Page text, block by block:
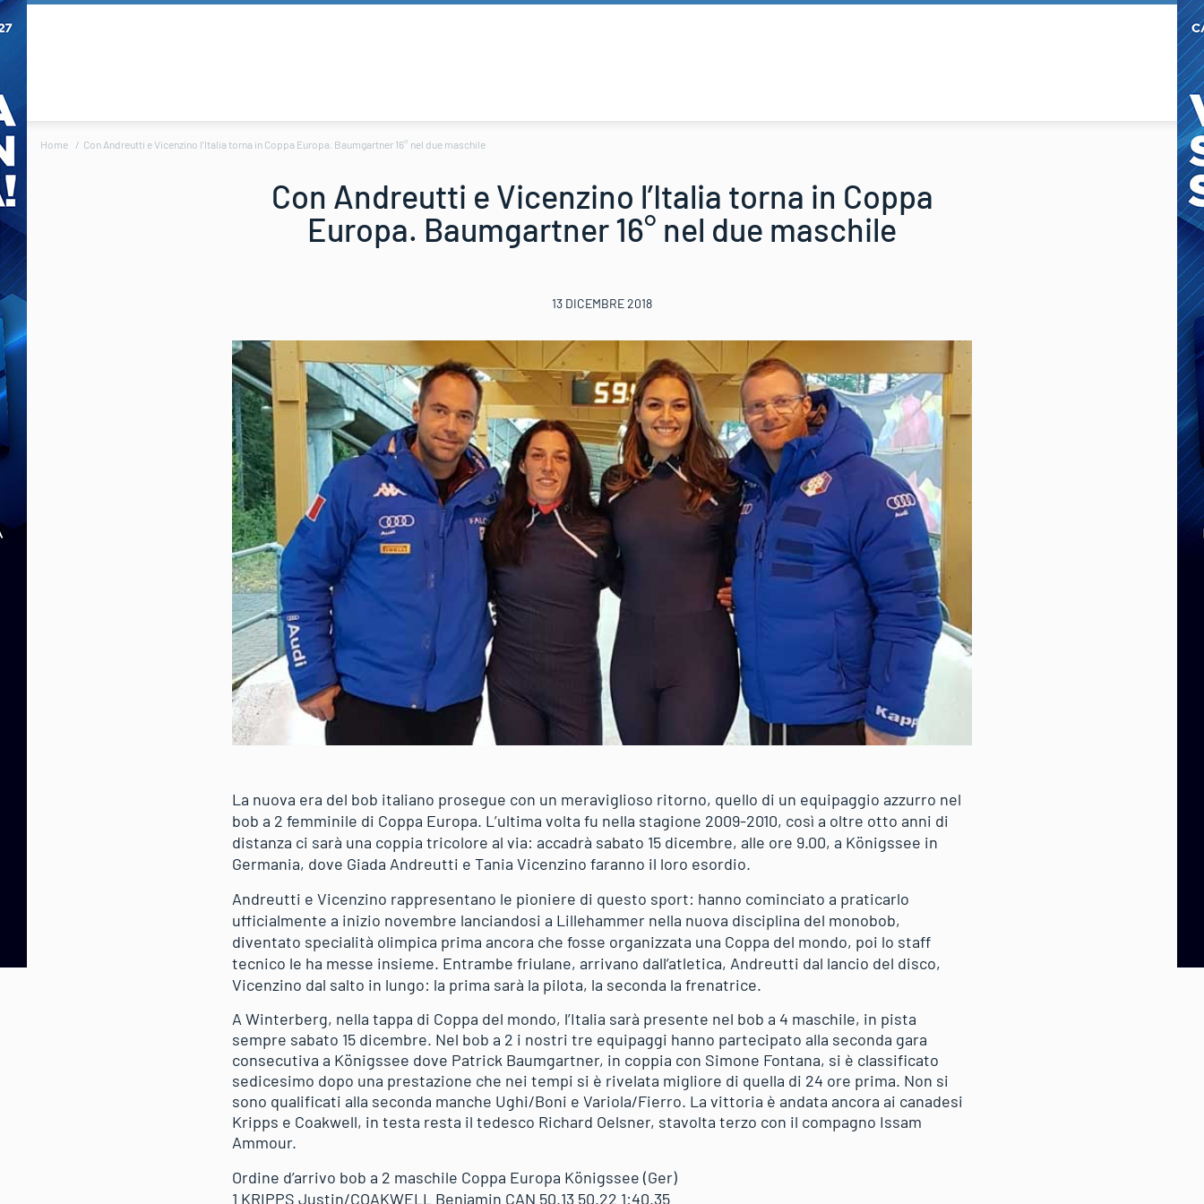
Home Con Andreutti e Vicenzino l’Italia torna in Coppa Europa. Baumgartner 16° nel due maschile
Con Andreutti e Vicenzino l’Italia torna in Coppa
Europa. Baumgartner 16° nel due maschile
13 DICEMBRE 2018
La nuova era del bob italiano prosegue con un meraviglioso ritorno, quello di un equipaggio azzurro nel
bob a 2 femminile di Coppa Europa. L’ultima volta fu nella stagione 2009-2010, così a oltre otto anni di
distanza ci sarà una coppia tricolore al via: accadrà sabato 15 dicembre, alle ore 9.00, a Königssee in
Germania, dove Giada Andreutti e Tania Vicenzino faranno il loro esordio.
Andreutti e Vicenzino rappresentano le pioniere di questo sport: hanno cominciato a praticarlo
ufficialmente a inizio novembre lanciandosi a Lillehammer nella nuova disciplina del monobob,
diventato specialità olimpica prima ancora che fosse organizzata una Coppa del mondo, poi lo staff
tecnico le ha messe insieme. Entrambe friulane, arrivano dall’atletica, Andreutti dal lancio del disco,
Vicenzino dal salto in lungo: la prima sarà la pilota, la seconda la frenatrice.
A Winterberg, nella tappa di Coppa del mondo, l’Italia sarà presente nel bob a 4 maschile, in pista
sempre sabato 15 dicembre. Nel bob a 2 i nostri tre equipaggi hanno partecipato alla seconda gara
consecutiva a Königssee dove Patrick Baumgartner, in coppia con Simone Fontana, si è classificato
sedicesimo dopo una prestazione che nei tempi si è rivelata migliore di quella di 24 ore prima. Non si
sono qualificati alla seconda manche Ughi/Boni e Variola/Fierro. La vittoria è andata ancora ai canadesi
Kripps e Coakwell, in testa resta il tedesco Richard Oelsner, stavolta terzo con il compagno Issam
Ammour.
Ordine d’arrivo bob a 2 maschile Coppa Europa Königssee (Ger)
1 KRIPPS Justin/COAKWELL Benjamin CAN 50.13 50.22 1:40.35